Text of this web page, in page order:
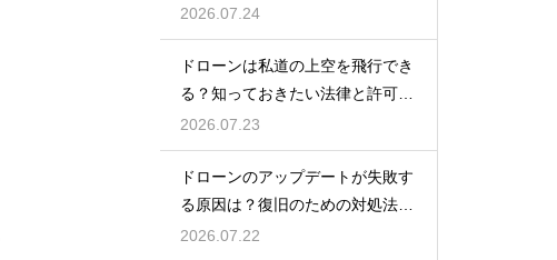
クを解説
2026.07.24
ドローンは私道の上空を飛行でき
る？知っておきたい法律と許可の
ルール
2026.07.23
ドローンのアップデートが失敗す
る原因は？復旧のための対処法を
解説
2026.07.22